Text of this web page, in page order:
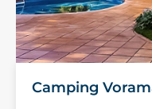
Camping